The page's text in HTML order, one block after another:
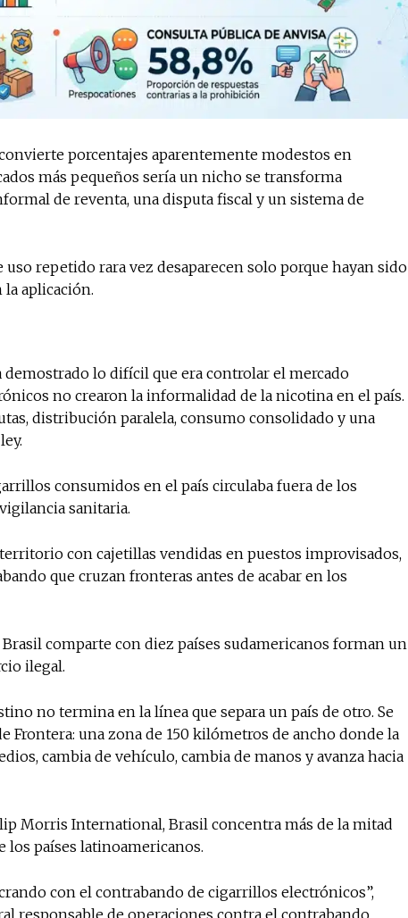
porcentajes aparentemente modestos en
más pequeños sería un nicho se transforma
de reventa, una disputa fiscal y un sistema de
repetido rara vez desaparecen solo porque hayan sido
aplicación.
demostrado lo difícil que era controlar el mercado
no crearon la informalidad de la nicotina en el país.
distribución paralela, consumo consolidado y una
consumidos en el país circulaba fuera de los
sanitaria.
con cajetillas vendidas en puestos improvisados,
que cruzan fronteras antes de acabar en los
comparte con diez países sudamericanos forman un
ilegal.
no termina en la línea que separa un país de otro. Se
Frontera: una zona de 150 kilómetros de ancho donde la
cambia de vehículo, cambia de manos y avanza hacia
Morris International, Brasil concentra más de la mitad
países latinoamericanos.
con el contrabando de cigarrillos electrónicos”,